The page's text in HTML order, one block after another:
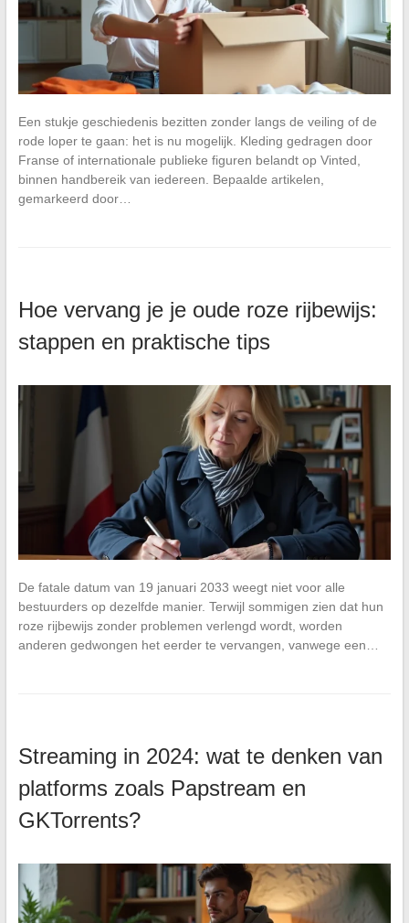
Een stukje geschiedenis bezitten zonder langs de veiling of de
rode loper te gaan: het is nu mogelijk. Kleding gedragen door
Franse of internationale publieke figuren belandt op Vinted,
binnen handbereik van iedereen. Bepaalde artikelen,
gemarkeerd door…
Hoe vervang je je oude roze rijbewijs:
stappen en praktische tips
De fatale datum van 19 januari 2033 weegt niet voor alle
bestuurders op dezelfde manier. Terwijl sommigen zien dat hun
roze rijbewijs zonder problemen verlengd wordt, worden
anderen gedwongen het eerder te vervangen, vanwege een…
Streaming in 2024: wat te denken van
platforms zoals Papstream en
GKTorrents?